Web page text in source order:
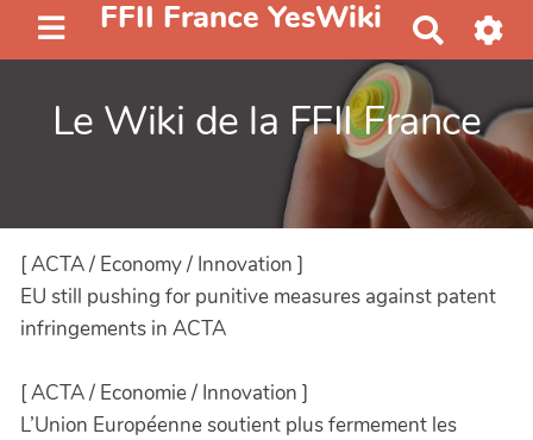
FFII France YesWiki
e
h
e
c
h
r
Le Wiki de la FFII France
[ ACTA / Economy / Innovation ]
EU still pushing for punitive measures against patent
infringements in ACTA
[ ACTA / Economie / Innovation ]
L’Union Européenne soutient plus fermement les